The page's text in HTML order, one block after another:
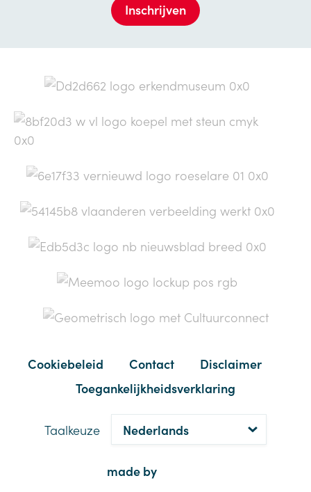
Inschrijven
Cookiebeleid Contact
Disclaimer
Toegankelijkheidsverklaring
Taalkeuze
made by
Deze website maakt gebruik van
cookies.
zo aangenaam mogelijk te maken. Indien u hiermee
instemt, gebruiken we ook cookies voor statistische,
analytische, tracking- en advertentiedoeleinden. Hiermee
kunnen we uw bezoek aan de website personaliseren en
u content tonen die aansluiten bij uw profiel. Ook krijgen
we hiermee meer inzicht in hoe u onze website gebruikt,
op "Alles toestaan". U kunt ook specifieke voorkeuren
instellen, zodat enkel die cookies worden gebruikt. U kunt
Zelf instellen